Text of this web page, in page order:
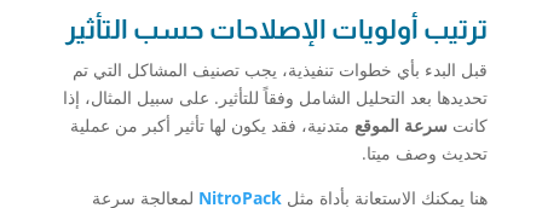
ترتيب أولويات الإصلاحات حسب التأثير
قبل البدء بأي خطوات تنفيذية، يجب تصنيف المشاكل التي تم
تحديدها بعد التحليل الشامل وفقاً للتأثير. على سبيل المثال، إذا
كانت سرعة الموقعمتدنية، فقد يكون لها تأثير أكبر من عملية
تحديث وصف ميتا.
هنا يمكنك الاستعانة بأداة مثل NitroPack لمعالجة سرعة